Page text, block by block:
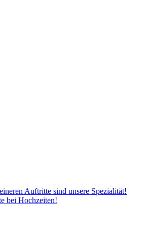
Auftritte sind unsere Spezialität!
bei Hochzeiten!